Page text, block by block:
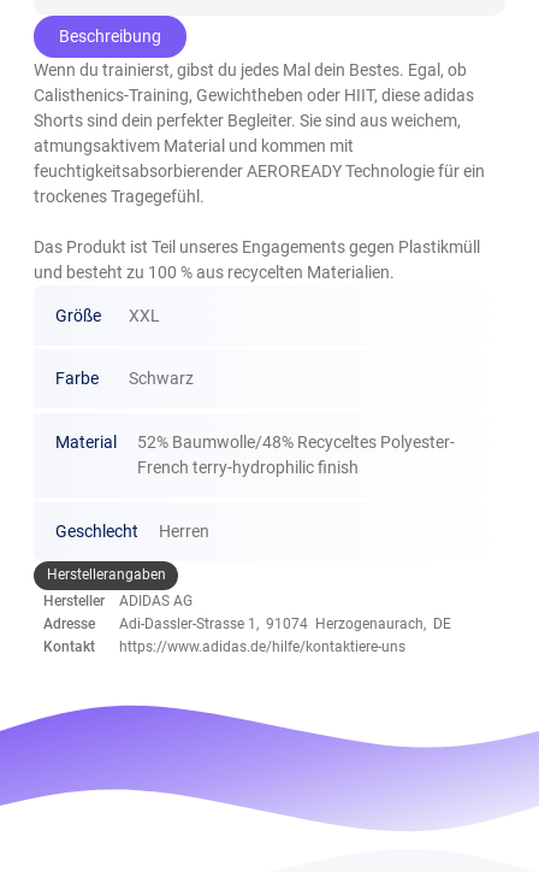
Beschreibung
Wenn du trainierst, gibst du jedes Mal dein Bestes. Egal, ob
Calisthenics-Training, Gewichtheben oder HIIT, diese adidas
Shorts sind dein perfekter Begleiter. Sie sind aus weichem,
atmungsaktivem Material und kommen mit
feuchtigkeitsabsorbierender AEROREADY Technologie für ein
trockenes Tragegefühl.
Das Produkt ist Teil unseres Engagements gegen Plastikmüll
und besteht zu 100 % aus recycelten Materialien.
Größe XXL
Farbe Schwarz
Material
52% Baumwolle/48% Recyceltes Polyester-
French terry-hydrophilic finish
Geschlecht Herren
Herstellerangaben
Hersteller
ADIDAS AG
Adresse
Adi-Dassler-Strasse 1, 91074 Herzogenaurach, DE
Kontakt
https://www.adidas.de/hilfe/kontaktiere-uns